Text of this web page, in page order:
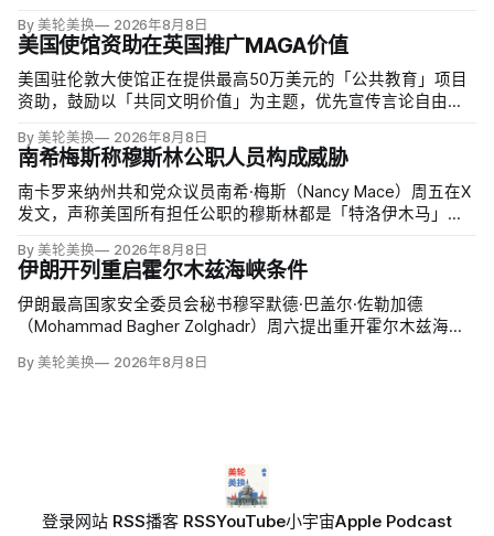
22.5亿美元、外国授权业务2025年收入6100万美元；
By 美轮美换 2026年8月8日
美国使馆资助在英国推广MAGA价值
美国驻伦敦大使馆正在提供最高50万美元的「公共教育」项目
资助，鼓励以「共同文明价值」为主题，优先宣传言论自由、
念。英国自由民主党议员丽莎·斯玛特（Lisa Smart）指责特朗
普政府用「MAGA资金」干预英国民主；
By 美轮美换 2026年8月8日
南希梅斯称穆斯林公职人员构成威胁
南卡罗来纳州共和党众议员南希·梅斯（Nancy Mace）周五在X
发文，声称美国所有担任公职的穆斯林都是「特洛伊木马」，
默」。截至浏览器核验时，这条帖子获得约440万次浏览、6.2
万次点赞、1万次转发和7800条回复。
By 美轮美换 2026年8月8日
伊朗开列重启霍尔木兹海峡条件
伊朗最高国家安全委员会秘书穆罕默德·巴盖尔·佐勒加德
（Mohammad Bagher Zolghadr）周六提出重开霍尔木兹海峡
支付战争赔偿、释放被冻结资产，并停止攻击伊朗地区盟友及
By 美轮美换 2026年8月8日
登录网站 RSS播客 RSSYouTube小宇宙Apple Podcast